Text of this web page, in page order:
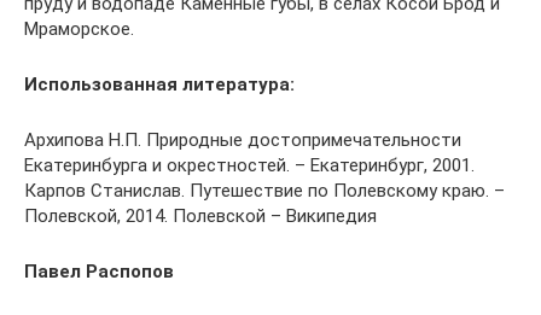
Мраморское.
Использованная литература:
Архипова Н.П. Природные достопримечательности
Екатеринбурга и окрестностей. – Екатеринбург, 2001.
Карпов Станислав. Путешествие по Полевскому краю. –
Полевской, 2014. Полевской – Википедия
Павел Распопов